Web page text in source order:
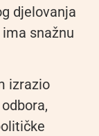
djelovanja
snažnu
izrazio